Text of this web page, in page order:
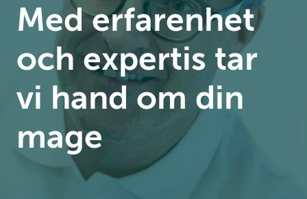
Med erfarenhet
och expertis tar
vi hand om din
mage